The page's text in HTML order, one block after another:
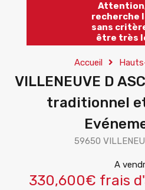
recherche
sans
être très
Accueil
VILLENEUVE D
traditionnel
59650
A
330,600€ frais